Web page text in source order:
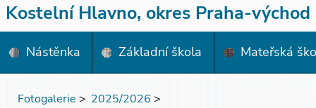
Kostelní Hlavno, okres Praha-východ
Nástěnka Základní škola Mateřská
Fotogalerie > 2025/2026 >